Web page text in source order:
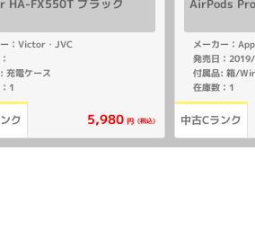
ー：Victor・JVC
充電ケース
1
ク 5,980 円 (税込)
メーカー：
発売日：
在庫数：1
中古Cランク